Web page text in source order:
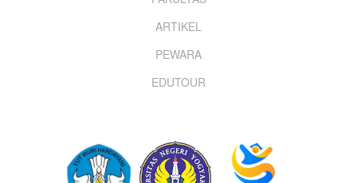
ARTIKEL
PEWARA
EDUTOUR